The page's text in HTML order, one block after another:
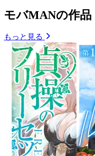
モバMANの作品
もっと見る